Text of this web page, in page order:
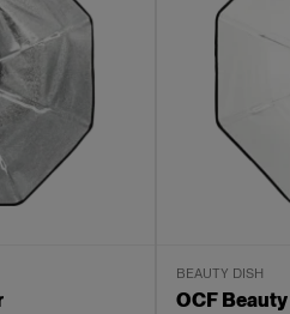
BEAUTY DISH
OCF